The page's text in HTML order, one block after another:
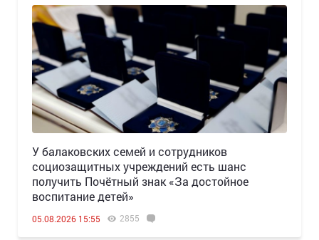
У балаковских семей и сотрудников
социозащитных учреждений есть шанс
получить Почётный знак «За достойное
воспитание детей»
05.08.2026 15:55 2855